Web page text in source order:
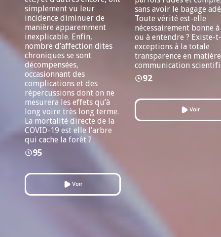
simplement vu leur
incidence diminuer de
manière apparemment
inexplicable. Enfin,
nombre d’affection dites
chroniques se sont
décompensées,
occasionnant des
complications et des
répercussions dont on ne
mesurera les effets qu’à
long voire très long terme.
La mortalité directe de la
COVID-19 est elle l’arbre
qui cache la forêt ?
95
Voir
sans avoir le bagage
Toute vérité est-elle
nécessairement bonne
ou à entendre ? Existe-
exceptions à la totale
transparence en
communication
92
Voir